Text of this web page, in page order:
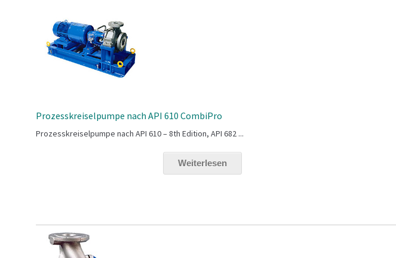
Prozesskreiselpumpe nach API 610 CombiPro
Prozesskreiselpumpe nach API 610 – 8th Edition, API 682 ...
Weiterlesen